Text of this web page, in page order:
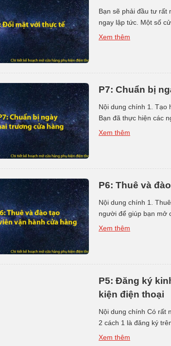
Bạn sẽ phải đầu tư rất
ngay lập tức. Một số
sẽ mất tiền tiết kiệm
Xem thêm
P7: Chuẩn bị
Nội dung chính 1.
Bạn đã thực hiện các
cửa hàng. Bây giờ là
Xem thêm
P6: Thuê và
Nội dung chính 1.
người để giúp bạn mở
bạn, vì vậy nếu bạn
Xem thêm
P5: Đăng ký
kiện điện thoại
Nội dung chính Có rất
2 cách 1 là đăng ký
internet 2. Đăng ký
Xem thêm